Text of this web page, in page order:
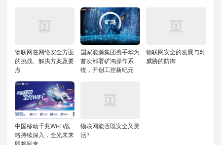
物联网在网络安全方面
的挑战、解决方案及要
点
国家能源集团携手华为
首次部署矿鸿操作系
统，开创工控新纪元
物联网安全的发展与对
威胁的防御
中国移动千兆Wi-Fi战
略持续深入，全光未来
即将到来
物联网能否既安全又灵
活?